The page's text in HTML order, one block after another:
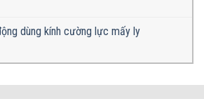
dùng kính cường lực mấy ly